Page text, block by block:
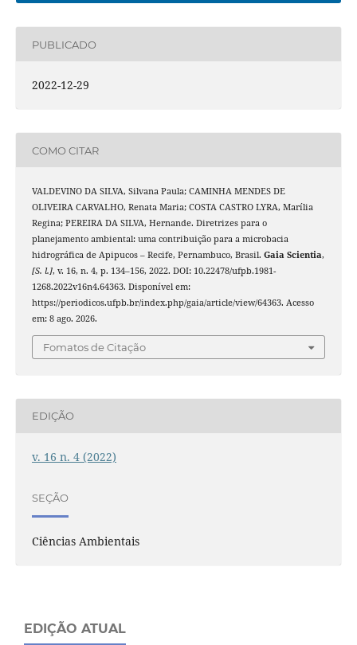
PUBLICADO
2022-12-29
COMO CITAR
VALDEVINO DA SILVA, Silvana Paula; CAMINHA MENDES DE
OLIVEIRA CARVALHO, Renata Maria; COSTA CASTRO LYRA, Marília
Regina; PEREIRA DA SILVA, Hernande. Diretrizes para o
planejamento ambiental: uma contribuição para a microbacia
hidrográfica de Apipucos – Recife, Pernambuco, Brasil. Gaia Scientia,
[S. l.], v. 16, n. 4, p. 134–156, 2022. DOI: 10.22478/ufpb.1981-
1268.2022v16n4.64363. Disponível em:
https://periodicos.ufpb.br/index.php/gaia/article/view/64363. Acesso
em: 8 ago. 2026.
Fomatos de Citação
EDIÇÃO
v. 16 n. 4 (2022)
SEÇÃO
Ciências Ambientais
EDIÇÃO ATUAL